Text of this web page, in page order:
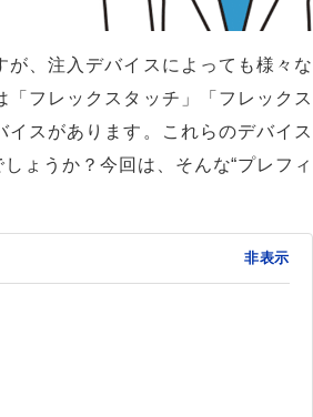
、注入デバイスによっても様々な
フレックスタッチ」「フレックス
スがあります。これらのデバイス
ょうか？今回は、そんな“プレフィ
非表示